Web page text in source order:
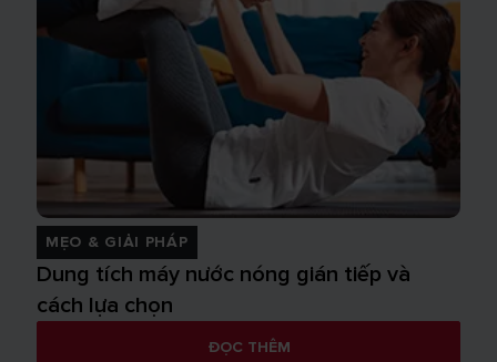
MẸO & GIẢI PHÁP
Dung tích máy nước nóng gián tiếp và
cách lựa chọn
ĐỌC THÊM